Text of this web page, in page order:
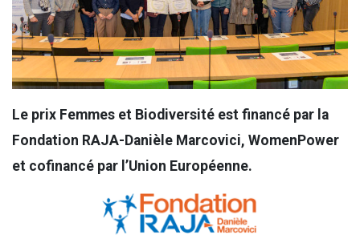
Le prix Femmes et Biodiversité est financé par la
Fondation RAJA-Danièle Marcovici, WomenPower
et cofinancé par l’Union Européenne.